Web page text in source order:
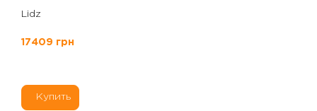
Lidz
17409 грн
Купить